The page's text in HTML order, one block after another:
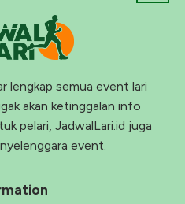
lengkap semua event lari
akan ketinggalan info
pelari, JadwalLari.id juga
event.